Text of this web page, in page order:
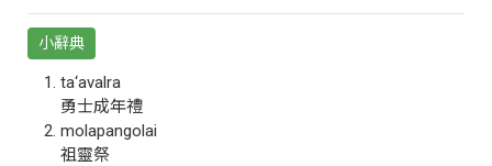
小辭典
ta‘avalra
勇士成年禮
molapangolai
祖靈祭